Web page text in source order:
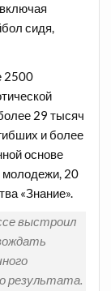
сидя,
2500
29 тысяч
и более
основе
молодежи, 20
«Знание».
выстроил
результата.